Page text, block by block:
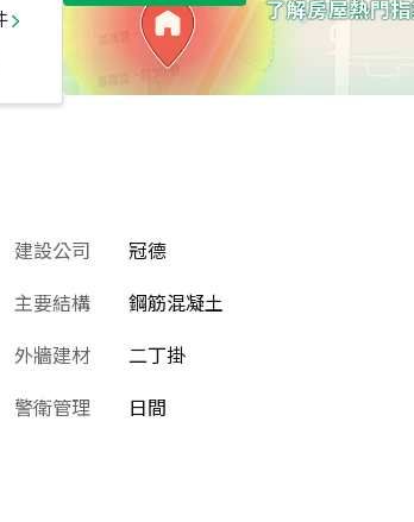
建設公司
冠德
主要結構
鋼筋混凝土
外牆建材
二丁掛
警衛管理
日間